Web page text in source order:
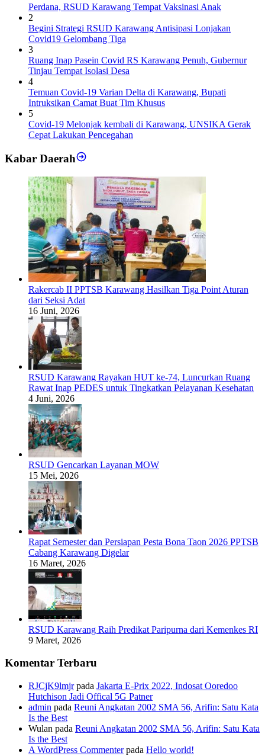
Perdana, RSUD Karawang Tempat Vaksinasi Anak
2
Begini Strategi RSUD Karawang Antisipasi Lonjakan
Covid19 Gelombang Tiga
3
Ruang Inap Pasein Covid RS Karawang Penuh, Gubernur
Tinjau Tempat Isolasi Desa
4
Temuan Covid-19 Varian Delta di Karawang, Bupati
Intruksikan Camat Buat Tim Khusus
5
Covid-19 Melonjak kembali di Karawang, UNSIKA Gerak
Cepat Lakukan Pencegahan
Kabar Daerah
Rakercab II PPTSB Karawang Hasilkan Tiga Point Aturan
dari Seksi Adat
16 Juni, 2026
RSUD Karawang Rayakan HUT ke-74, Luncurkan Ruang
Rawat Inap PEDES untuk Tingkatkan Pelayanan Kesehatan
4 Juni, 2026
RSUD Gencarkan Layanan MOW
15 Mei, 2026
Rapat Semester dan Persiapan Pesta Bona Taon 2026 PPTSB
Cabang Karawang Digelar
16 Maret, 2026
RSUD Karawang Raih Predikat Paripurna dari Kemenkes RI
9 Maret, 2026
Komentar Terbaru
RJCjK9lmjrpada Jakarta E-Prix 2022, Indosat Ooredoo
Hutchison Jadi Offical 5G Patner
admin pada Reuni Angkatan 2002 SMA 56, Arifin: Satu Kata
Is the Best
Wulan pada Reuni Angkatan 2002 SMA 56, Arifin: Satu Kata
Is the Best
A WordPress Commenterpada Hello world!